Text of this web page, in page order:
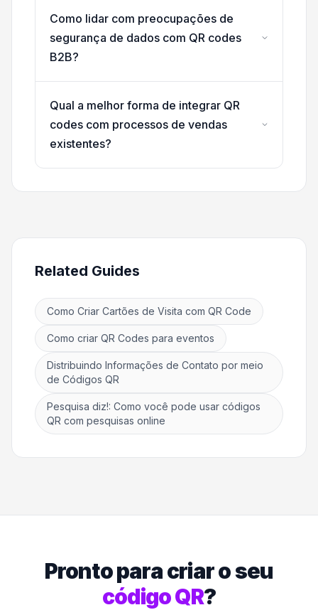
Como lidar com preocupações de
segurança de dados com QR codes
B2B?
Qual a melhor forma de integrar QR
codes com processos de vendas
existentes?
Related Guides
Como Criar Cartões de Visita com QR Code
Como criar QR Codes para eventos
Distribuindo Informações de Contato por meio
de Códigos QR
Pesquisa diz!: Como você pode usar códigos
QR com pesquisas online
Pronto para criar o seu
código QR?